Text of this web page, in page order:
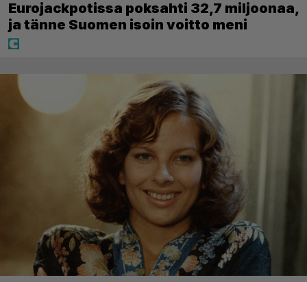
Eurojackpotissa poksahti 32,7 miljoonaa,
ja tänne Suomen isoin voitto meni